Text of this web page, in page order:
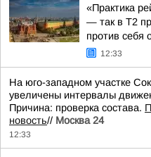
«Практика
— так в Т2
против себя
12:33
На юго-западном участке
увеличены интервалы
Причина: проверка состава.
новость// Москва 24
12:33